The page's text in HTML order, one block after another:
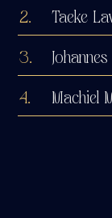
2. Taeke
3.
4. Machiel